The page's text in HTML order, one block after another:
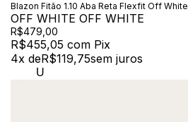
Blazon Fitão 1.10 Aba Reta Flexfit Off White
OFF WHITE OFF WHITE
R$479,00
R$455,05 com Pix
4x deR$119,75sem juros
U